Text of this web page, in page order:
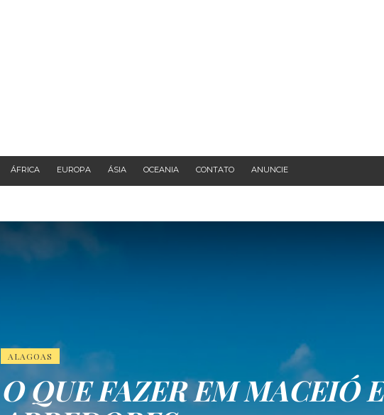
ÁFRICA EUROPA ÁSIA OCEANIA CONTATO ANUNCIE
ALAGOAS
O QUE FAZER EM MACEIÓ E